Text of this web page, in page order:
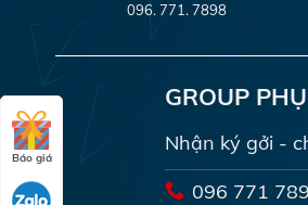
096. 771. 7898
GROUP
Nhận ký gởi -
096 771
Báo giá